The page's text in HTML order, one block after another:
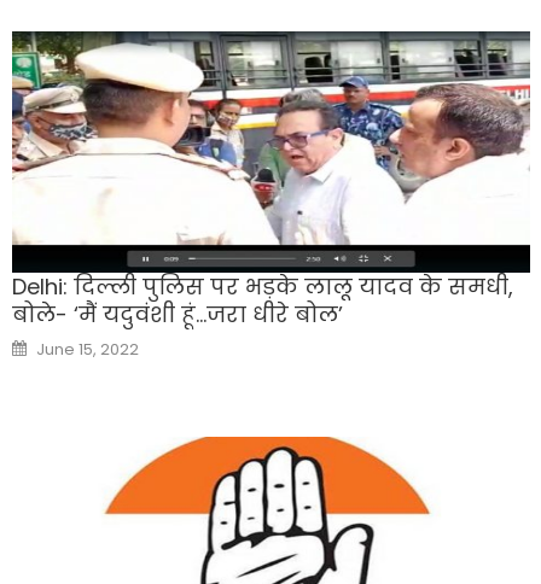
Delhi: दिल्ली पुलिस पर भड़के लालू यादव के समधी,
बोले- ‘मैं यदुवंशी हूं…जरा धीरे बोल’
Posted
on
June 15, 2022